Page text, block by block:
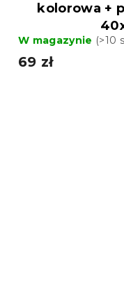
kolorowa +
W magazynie (>10
69 zł